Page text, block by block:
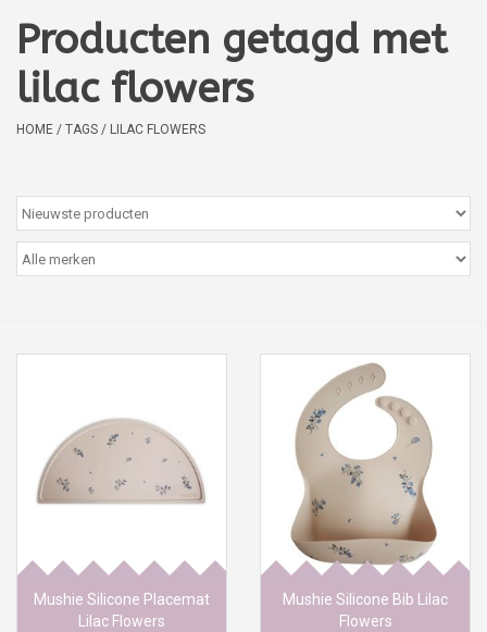
Verzorging
Boekjes
kaartjes
Cadeaubon
Merken
Producten getagd met
lilac flowers
HOME / TAGS / LILAC FLOWERS
Mushie Silicone Placemat
Lilac Flowers
Mushie Silicone Bib Lilac
Flowers